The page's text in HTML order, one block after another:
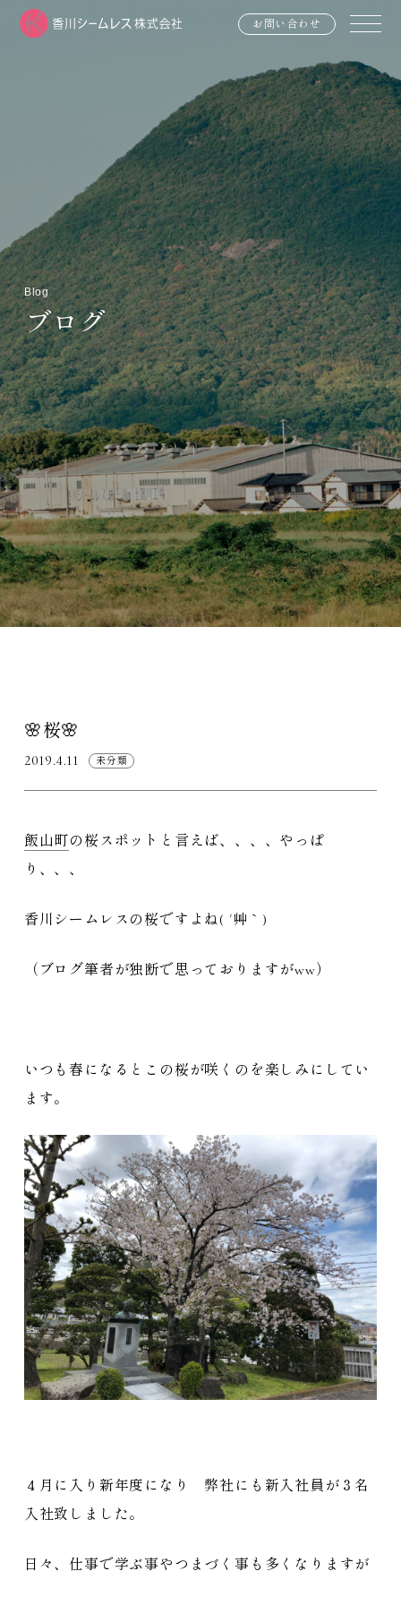
お問い合わせ
Blog
ブログ
🌸桜🌸
2019.4.11 未分類
飯山町の桜スポットと言えば、、、、やっぱ
り、、、
香川シームレスの桜ですよね( ´艸｀)
（ブログ筆者が独断で思っておりますがww）
いつも春になるとこの桜が咲くのを楽しみにしてい
ます。
４月に入り新年度になり 弊社にも新入社員が３名
入社致しました。
日々、仕事で学ぶ事やつまづく事も多くなりますが